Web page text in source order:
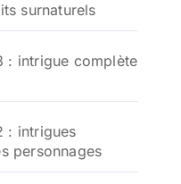
surnaturels
: intrigue complète
: intrigues
personnages